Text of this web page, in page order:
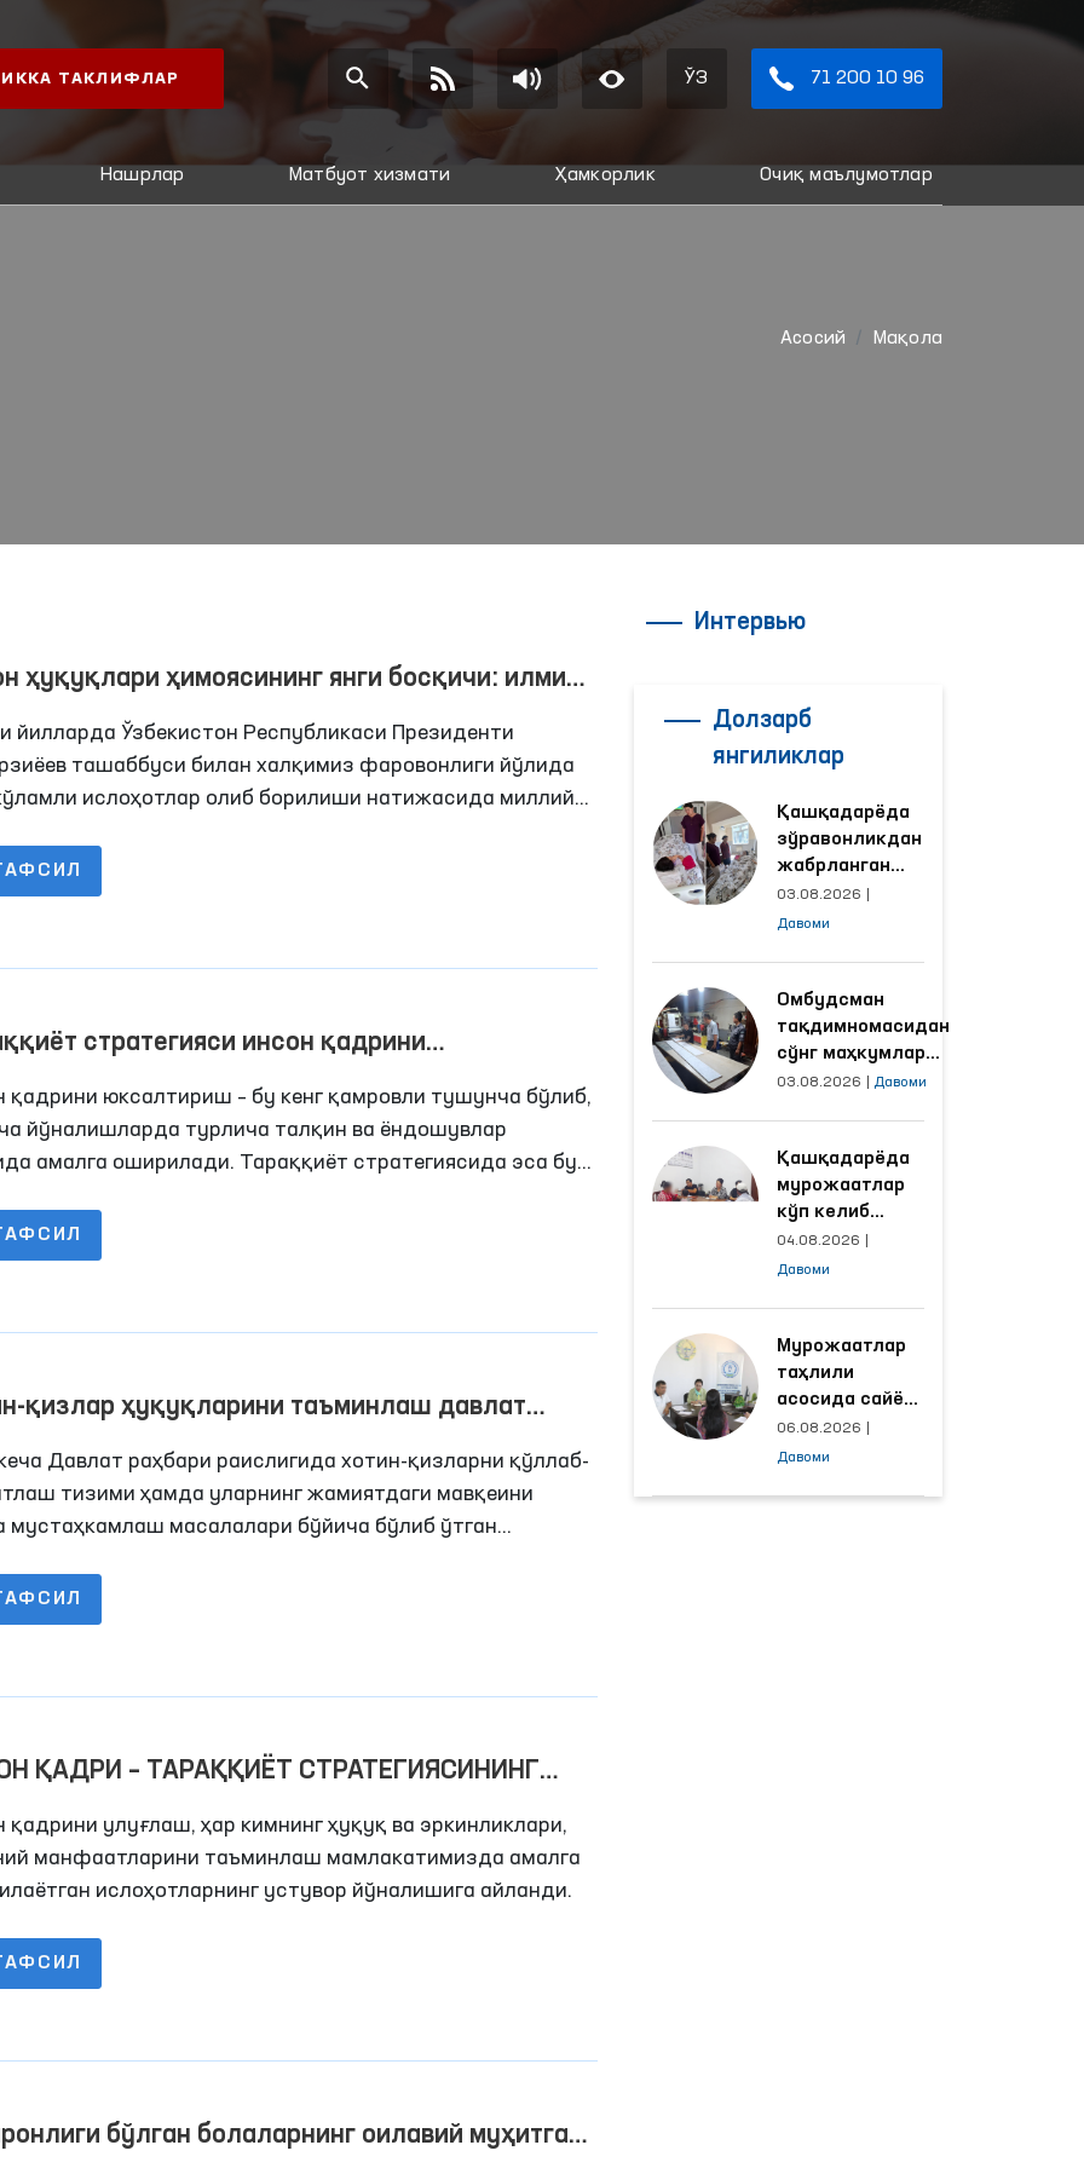
ТАКЛИФЛАР ЎЗ 71 200 10 96
Нашрлар Матбуот хизмати Ҳамкорлик Очиқ маълумотлар
Aсосий Мақола
ҳуқуқлари ҳимоясининг янги босқичи: илмий-
таҳлил
йилларда Ўзбекистон Республикаси Президенти
ташаббуси билан халқимиз фаровонлиги йўлида
ислоҳотлар олиб борилиши натижасида миллий
эркинликлари ва қонуний манфаатлари
ҳар бир фуқаро ва оила фаровонлиги ошиб,
стратегияси инсон қадрини
қаратилган муҳим ташаббусларни
олган
қадрини юксалтириш – бу кенг қамровли тушунча бўлиб,
йўналишларда турлича талқин ва ёндошувлар
амалга оширилади. Тараққиёт стратегиясида эса бу
жамоатчилик, давлат органлари ва Парламент
бажарилиши белгиланмоқда.
қизлар ҳуқуқларини таъминлаш давлат
устувор йўналишидир
Давлат раҳбари раислигида хотин-қизларни қўллаб-
тизими ҳамда уларнинг жамиятдаги мавқеини
мустаҳкамлаш масалалари бўйича бўлиб ўтган
муҳокама этилди.
ҚАДРИ – ТАРАҚҚИЁТ СТРАТЕГИЯСИНИНГ
қадрини улуғлаш, ҳар кимнинг ҳуқуқ ва эркинликлари,
манфаатларини таъминлаш мамлакатимизда амалга
ислоҳотларнинг устувор йўналишига айланди.
бўлган болаларнинг оилавий муҳитга
Интервью
Долзарб
янгиликлар
Қашқадарёда
зўравонликдан
жабрланган
аёлнинг ҳолати
Омбудсман
03.08.2026
Давоми
Омбудсман
тақдимномасидан
сўнг маҳкумлар
меҳнат қилаётган
яхшиланди
03.08.2026 Давоми
Қашқадарёда
мурожаатлар
кўп келиб
тушаётган
ҳудудлар
ишлаш йўлга
қўйилди
04.08.2026
Давоми
Мурожаатлар
таҳлили
асосида сайёр
қабул
ўтказиладиган
06.08.2026
Давоми